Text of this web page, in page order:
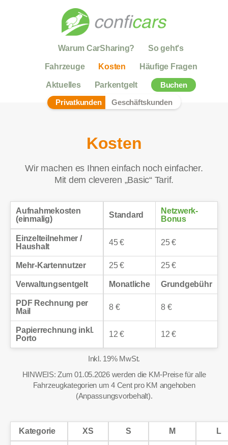
Warum CarSharing? So geht's
Fahrzeuge Kosten Häufige Fragen
Aktuelles Parkentgelt
Buchen
Privatkunden
Geschäftskunden
Kosten
Wir machen es Ihnen einfach noch einfacher.
Mit dem cleveren „Basic“ Tarif.
Aufnahmekosten
(einmalig)
Standard
Netzwerk-
Bonus
Einzelteilnehmer /
Haushalt
45 € 25 €
Mehr-Kartennutzer 25 € 25 €
Verwaltungsentgelt Monatliche Grundgebühr
PDF Rechnung per
Mail
8 € 8 €
Papierrechnung inkl.
Porto
12 € 12 €
Inkl. 19% MwSt.
HINWEIS: Zum 01.05.2026 werden die KM-Preise für alle
Fahrzeugkategorien um 4 Cent pro KM angehoben
(Anpassungsvorbehalt).
Kategorie XS S M L